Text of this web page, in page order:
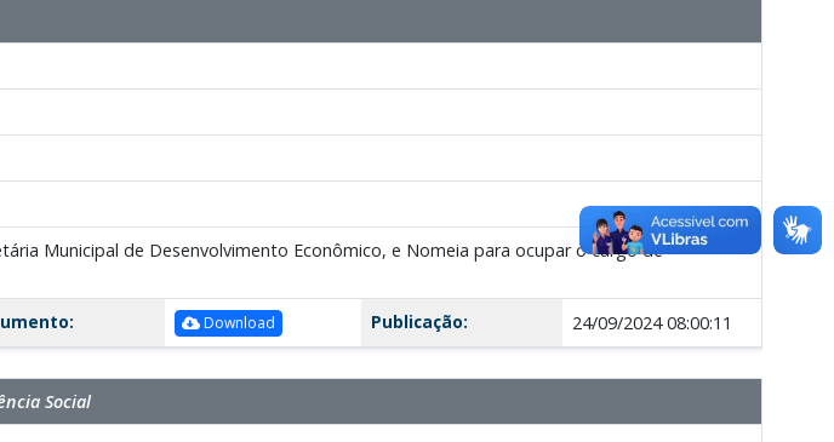
Municipal de Desenvolvimento Econômico, e Nomeia para ocupar o cargo de
Download Publicação: 24/09/2024 08:00:11
Social